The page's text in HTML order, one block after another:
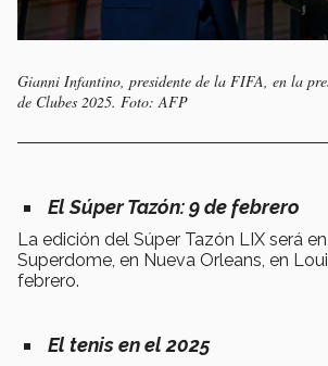
Gianni Infantino, presidente de la FIFA, en la
de Clubes 2025. Foto: AFP
El Súper Tazón: 9 de febrero
La edición del Súper Tazón LIX será
Superdome, en Nueva Orleans, en
febrero.
El tenis en el 2025